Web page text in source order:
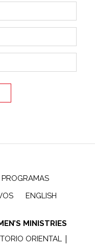
PROGRAMAS
ENGLISH
MINISTRIES
ORIENTAL |